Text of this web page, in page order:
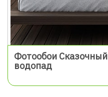
Фотообои Сказочный
водопад